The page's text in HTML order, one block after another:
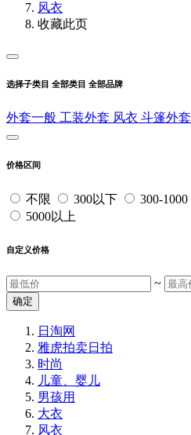
风衣
收藏此页
选择子类目 全部类目 全部品牌
外套一般 工装外套 风衣 斗篷外套
价格区间
不限 300以下 300-1000
5000以上
自定义价格
~
确定
日淘网
雅虎拍卖日拍
时尚
儿童、婴儿
男孩用
大衣
风衣